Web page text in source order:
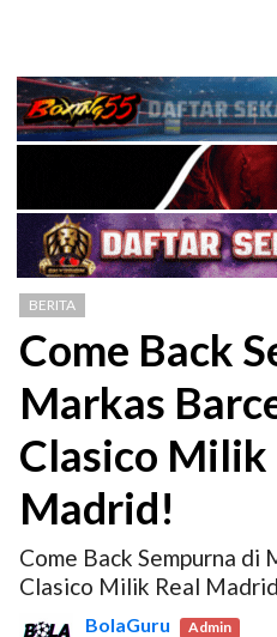
BERITA
Come Back
Markas
Clasico Milik
Madrid!
Come Back Sempurna di
Clasico Milik Real
BolaGuru Admin